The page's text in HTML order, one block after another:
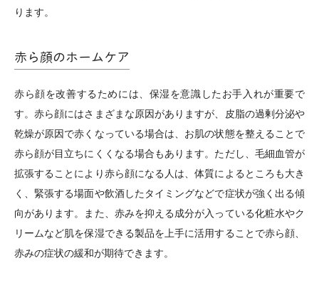
ります。
赤ら顔のホームケア
赤ら顔を改善するためには、保湿を意識したお手入れが重要で
す。赤ら顔にはさまざまな原因がありますが、皮脂の過剰分泌や
乾燥が原因で赤くなっている場合は、お肌の状態を整えることで
赤ら顔が目立ちにくくなる場合もあります。ただし、毛細血管が
拡張することにより赤ら顔になる人は、体質によるところも大き
く、緊張する場面や飲酒したタイミングなどで症状が強く出る傾
向があります。また、赤みを抑える成分が入っている化粧水やク
リームなど肌を保湿できる製品を上手に活用することで赤ら顔、
赤みの症状の緩和が期待できます。